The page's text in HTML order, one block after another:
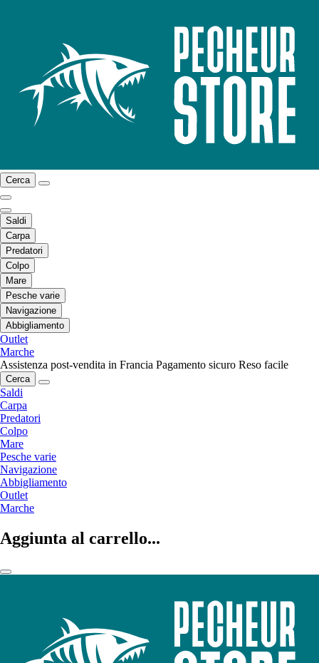
Cerca
Saldi
Carpa
Predatori
Colpo
Mare
Pesche varie
Navigazione
Abbigliamento
Outlet
Marche
Assistenza post-vendita in Francia Pagamento sicuro Reso facile
Cerca
Saldi
Carpa
Predatori
Colpo
Mare
Pesche varie
Navigazione
Abbigliamento
Outlet
Marche
Aggiunta al carrello...